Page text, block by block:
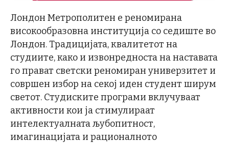
Лондон Метрополитен е реномирана
високообразовна институција со седиште во
Лондон. Традицијата, квалитетот на
студиите, како и извонредноста на наставата
го прават светски реномиран универзитет и
совршен избор на секој иден студент ширум
светот. Студиските програми вклучуваат
активности кои ја стимулираат
интелектуалната љубопитност,
имагинацијата и рационалното